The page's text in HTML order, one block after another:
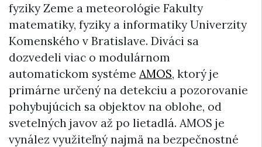
fyziky Zeme a meteorológie Fakulty
matematiky, fyziky a informatiky Univerzity
Komenského v Bratislave. Diváci sa
dozvedeli viac o modulárnom
automatickom systéme AMOS, ktorý je
primárne určený na detekciu a pozorovanie
pohybujúcich sa objektov na oblohe, od
svetelných javov až po lietadlá. AMOS je
vynález využiteľný najmä na bezpečnostné